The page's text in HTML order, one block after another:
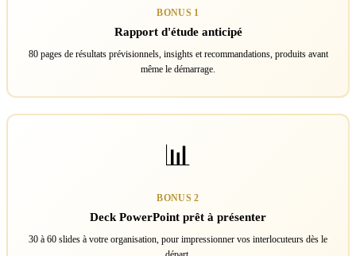
BONUS 1
Rapport d'étude anticipé
80 pages de résultats prévisionnels, insights et recommandations, produits avant
même le démarrage.
📊
BONUS 2
Deck PowerPoint prêt à présenter
30 à 60 slides à votre organisation, pour impressionner vos interlocuteurs dès le